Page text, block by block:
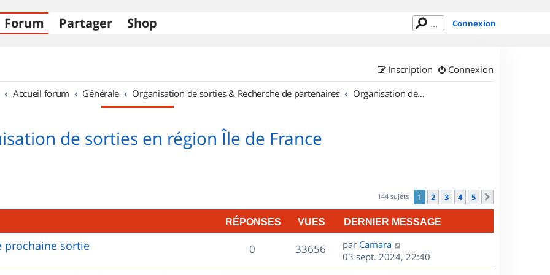
Forum Partager Shop Connexion
Connexion
Inscription
Accueil forum Générale Organisation de sorties & Recherche de partenaires Organisation de sorties en région Île de France
de sorties en région Île de France
144 sujets 1 2 3 4 5
RÉPONSES VUES DERNIER MESSAGE
prochaine sortie 0R
é
33656V
u
D
e
r
par Camara
03 sept. 2024, 22:40